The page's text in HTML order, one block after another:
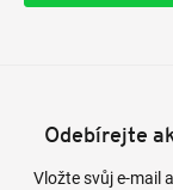
Odebírejte
Vložte svůj e-mail